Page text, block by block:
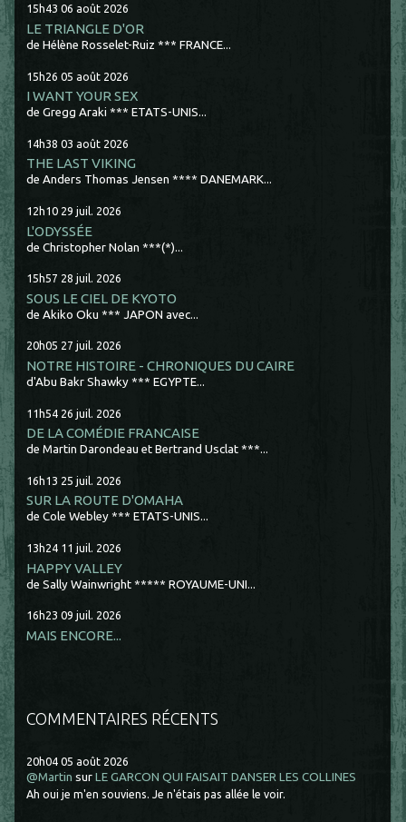
15h43 06 août 2026
LE TRIANGLE D'OR
de Hélène Rosselet-Ruiz *** FRANCE...
15h26 05 août 2026
I WANT YOUR SEX
de Gregg Araki *** ETATS-UNIS...
14h38 03 août 2026
THE LAST VIKING
de Anders Thomas Jensen **** DANEMARK...
12h10 29 juil. 2026
L'ODYSSÉE
de Christopher Nolan ***(*)...
15h57 28 juil. 2026
SOUS LE CIEL DE KYOTO
de Akiko Oku *** JAPON avec...
20h05 27 juil. 2026
NOTRE HISTOIRE - CHRONIQUES DU CAIRE
d'Abu Bakr Shawky *** EGYPTE...
11h54 26 juil. 2026
DE LA COMÉDIE FRANCAISE
de Martin Darondeau et Bertrand Usclat ***...
16h13 25 juil. 2026
SUR LA ROUTE D'OMAHA
de Cole Webley *** ETATS-UNIS...
13h24 11 juil. 2026
HAPPY VALLEY
de Sally Wainwright ***** ROYAUME-UNI...
16h23 09 juil. 2026
MAIS ENCORE...
COMMENTAIRES RÉCENTS
20h04 05 août 2026
@Martin surLE GARCON QUI FAISAIT DANSER LES COLLINES
Ah oui je m'en souviens. Je n'étais pas allée le voir.